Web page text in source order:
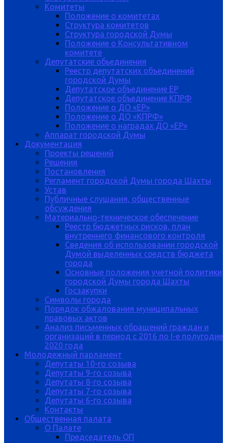
Комитеты
Положение о комитетах
Структура комитетов
Структура городской Думы
Положение о Консультативном
комитете
Депутатские обьединения
Реестр депутатских объединений
городской Думы
Депутатское объединение ЕР
Депутатское объединение КПРФ
Положение о ДО «ЕР»
Положение о ДО «КПРФ»
Положение о наградах ДО «ЕР»
Аппарат городской Думы
Документация
Проекты решений
Решения
Постановления
Регламент городской Думы города Шахты
Устав
Публичные слушания, общественные
обсуждения
Материально-техническое обеспечение
Реестр бюджетных рисков, план
внутреннего финансового контроля
Сведения об использовании городской
Думой выделенных средств бюджета
города
Основные положения учетной политики
городской Думы города Шахты
Госзакупки
Символы города
Порядок обжалования муниципальных
правовых актов
Анализ письменных обращений граждан и
организаций в период с 2016 по I-е полугодие
2020 года
Молодежный парламент
Депутаты 10-го созыва
Депутаты 9-го созыва
Депутаты 8-го созыва
Депутаты 7-го созыва
Депутаты 6-го созыва
Контакты
Общественная палата
О Палате
Председатель ОП